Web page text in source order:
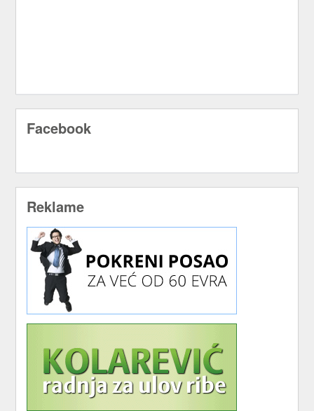
Facebook
Reklame